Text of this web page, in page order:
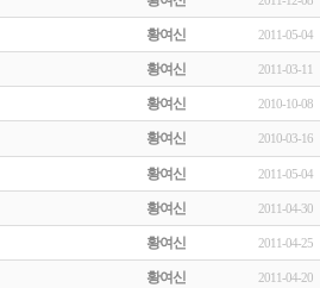
황여신 2011-05-04
황여신 2011-03-11
황여신 2010-10-08
황여신 2010-03-16
황여신 2011-05-04
황여신 2011-04-30
황여신 2011-04-25
황여신 2011-04-20